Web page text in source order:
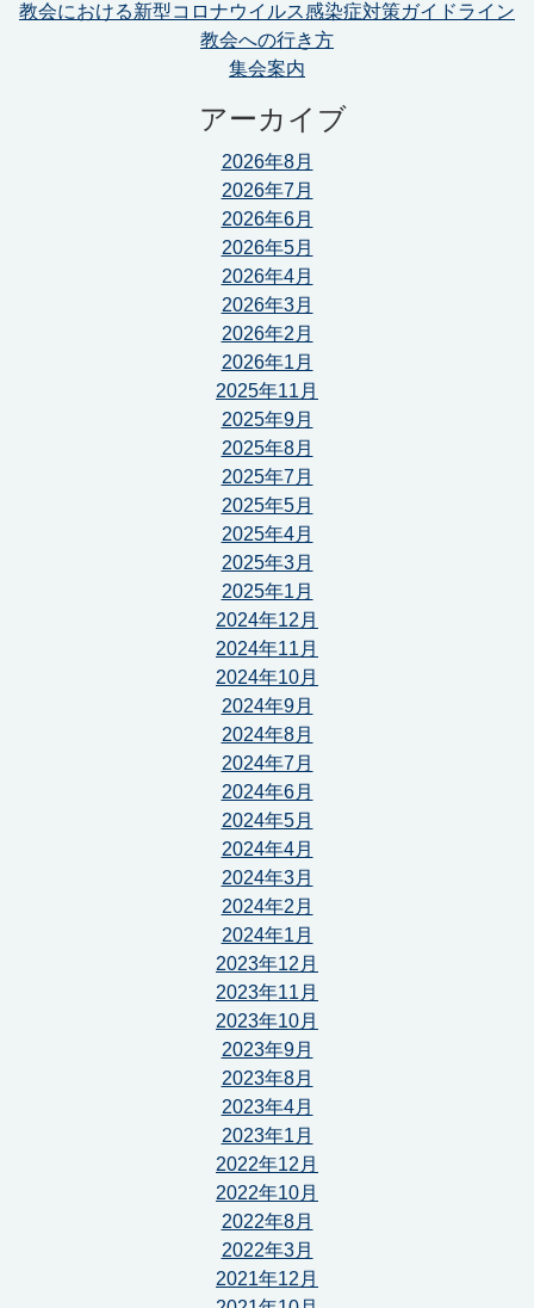
教会における新型コロナウイルス感染症対策ガイドライン
教会への行き方
集会案内
アーカイブ
2026年8月
2026年7月
2026年6月
2026年5月
2026年4月
2026年3月
2026年2月
2026年1月
2025年11月
2025年9月
2025年8月
2025年7月
2025年5月
2025年4月
2025年3月
2025年1月
2024年12月
2024年11月
2024年10月
2024年9月
2024年8月
2024年7月
2024年6月
2024年5月
2024年4月
2024年3月
2024年2月
2024年1月
2023年12月
2023年11月
2023年10月
2023年9月
2023年8月
2023年4月
2023年1月
2022年12月
2022年10月
2022年8月
2022年3月
2021年12月